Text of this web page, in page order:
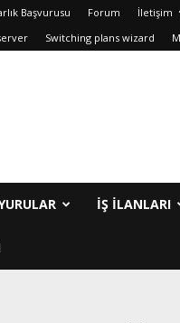
Başvurusu Forum İletişim
Switching plans wizard
İŞ İLANLARI